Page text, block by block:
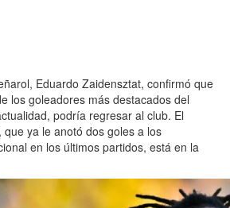
Eduardo Zaidensztat, confirmó que
los goleadores más destacados del
podría regresar al club. El
ya le anotó dos goles a los
en los últimos partidos, está en la